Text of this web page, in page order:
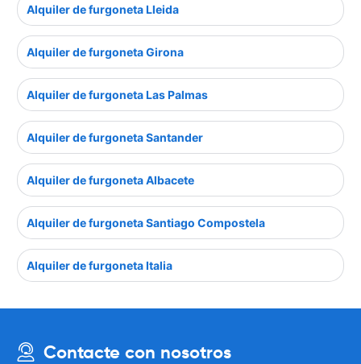
Alquiler de furgoneta Lleida
Alquiler de furgoneta Girona
Alquiler de furgoneta Las Palmas
Alquiler de furgoneta Santander
Alquiler de furgoneta Albacete
Alquiler de furgoneta Santiago Compostela
Alquiler de furgoneta Italia
Contacte con nosotros